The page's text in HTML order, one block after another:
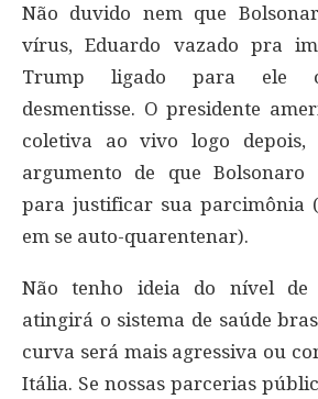
Não duvido nem que
vírus, Eduardo vazado pra
Trump ligado para ele
desmentisse. O presidente
coletiva ao vivo logo depois,
argumento de que Bolsonaro
para justificar sua parcimônia
em se auto-quarentenar).
Não tenho ideia do nível de
atingirá o sistema de saúde
curva será mais agressiva ou
Itália. Se nossas parcerias